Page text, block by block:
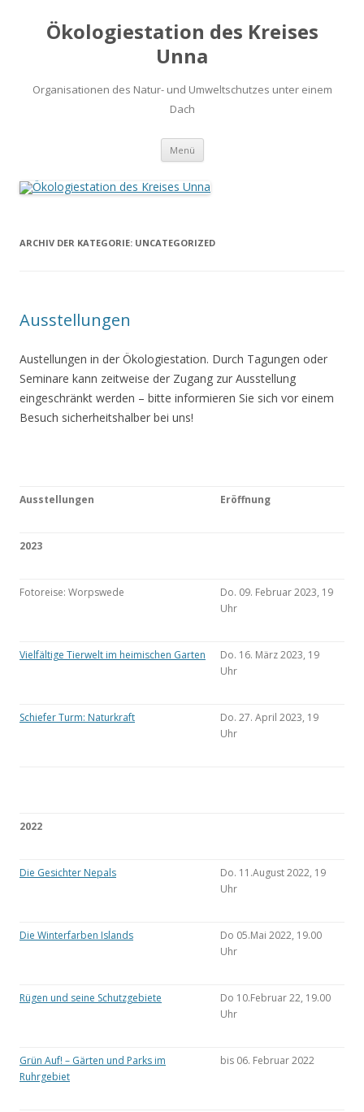
Ökologiestation des Kreises
Unna
Organisationen des Natur- und Umweltschutzes unter einem
Dach
Menü Zum
springen
ARCHIV DER KATEGORIE: UNCATEGORIZED
Ausstellungen
Austellungen in der Ökologiestation. Durch Tagungen oder
Seminare kann zeitweise der Zugang zur Ausstellung
eingeschränkt werden – bitte informieren Sie sich vor einem
Besuch sicherheitshalber bei uns!
Ausstellungen Eröffnung
2023
Fotoreise: Worpswede
Do. 09. Februar 2023, 19
Uhr
Vielfältige Tierwelt im heimischen Garten
Do. 16. März 2023, 19
Uhr
Schiefer Turm: Naturkraft
Do. 27. April 2023, 19
Uhr
2022
Die Gesichter Nepals
Do. 11.August 2022, 19
Uhr
Die Winterfarben Islands
Do 05.Mai 2022, 19.00
Uhr
Rügen und seine Schutzgebiete
Do 10.Februar 22, 19.00
Uhr
Grün Auf! – Gärten und Parks im
Ruhrgebiet
bis 06. Februar 2022